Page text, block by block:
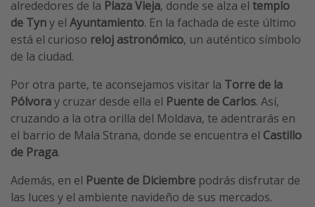
alrededores de la Plaza Vieja, donde se alza el templo
de Tyny el Ayuntamiento. En la fachada de este último
está el curioso reloj astronómico, un auténtico símbolo
de la ciudad.
Por otra parte, te aconsejamos visitar la Torre de la
Pólvoray cruzar desde ella el Puente de Carlos. Así,
cruzando a la otra orilla del Moldava, te adentrarás en
el barrio de Mala Strana, donde se encuentra el Castillo
de Praga.
Además, en el Puente de Diciembre podrás disfrutar de
las luces y el ambiente navideño de sus mercados.